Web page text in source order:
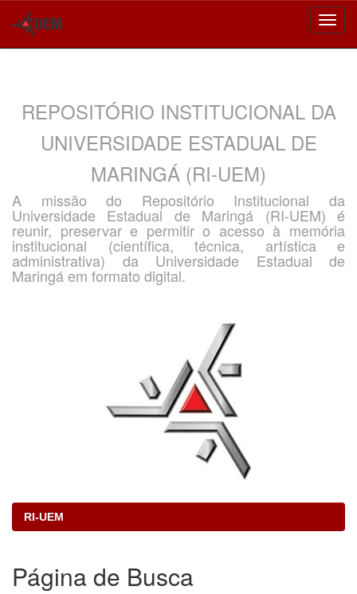
REPOSITÓRIO INSTITUCIONAL DA
UNIVERSIDADE ESTADUAL DE
MARINGÁ (RI-UEM)
A missão do Repositório Institucional da
Universidade Estadual de Maringá (RI-UEM) é
reunir, preservar e permitir o acesso à memória
institucional (científica, técnica, artística e
administrativa) da Universidade Estadual de
Maringá em formato digital.
RI-UEM
Página de Busca